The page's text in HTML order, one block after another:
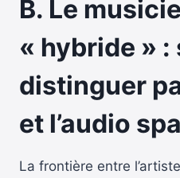
B. Le
« hybride » :
distinguer
et l’audio
La frontière entre